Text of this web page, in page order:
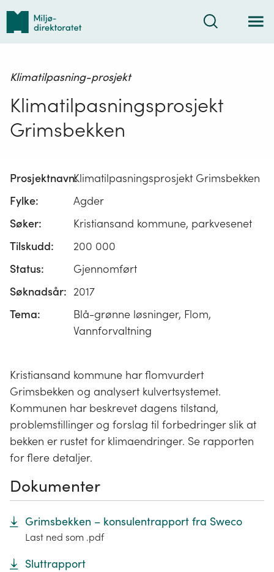
Tilbake
forsiden
Søk
Klimatilpasning-prosjekt
Klimatilpasningsprosjekt
Grimsbekken
Prosjektnavn:Klimatilpasningsprosjekt Grimsbekken
Fylke:
Agder
Søker:
Kristiansand kommune, parkvesenet
Tilskudd:
200 000
Status:
Gjennomført
Søknadsår: 2017
Tema:
Blå-grønne løsninger, Flom,
Vannforvaltning
Kristiansand kommune har flomvurdert
Grimsbekken og analysert kulvertsystemet.
Kommunen har beskrevet dagens tilstand,
problemstillinger og forslag til forbedringer slik at
bekken er rustet for klimaendringer. Se rapporten
for flere detaljer.
Dokumenter
Grimsbekken – konsulentrapport fra Sweco
Last ned som .pdf
Sluttrapport